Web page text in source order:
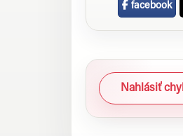
facebook
Nahlásiť